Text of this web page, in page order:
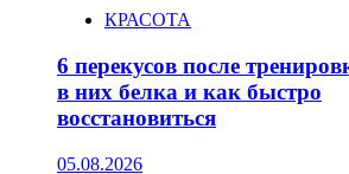
КРАСОТА
6 перекусов после
в них белка и как быстро
восстановиться
05.08.2026